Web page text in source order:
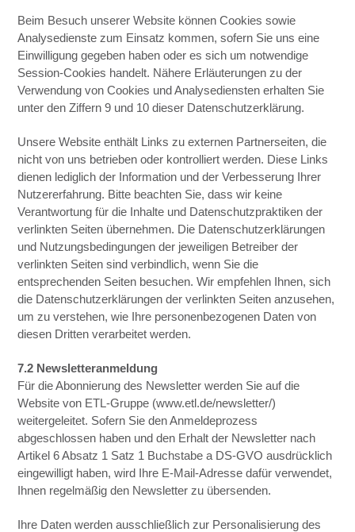
Beim Besuch unserer Website können Cookies sowie
Analysedienste zum Einsatz kommen, sofern Sie uns eine
Einwilligung gegeben haben oder es sich um notwendige
Session-Cookies handelt. Nähere Erläuterungen zu der
Verwendung von Cookies und Analysediensten erhalten Sie
unter den Ziffern 9 und 10 dieser Datenschutzerklärung.
Unsere Website enthält Links zu externen Partnerseiten, die
nicht von uns betrieben oder kontrolliert werden. Diese Links
dienen lediglich der Information und der Verbesserung Ihrer
Nutzererfahrung. Bitte beachten Sie, dass wir keine
Verantwortung für die Inhalte und Datenschutzpraktiken der
verlinkten Seiten übernehmen. Die Datenschutzerklärungen
und Nutzungsbedingungen der jeweiligen Betreiber der
verlinkten Seiten sind verbindlich, wenn Sie die
entsprechenden Seiten besuchen. Wir empfehlen Ihnen, sich
die Datenschutzerklärungen der verlinkten Seiten anzusehen,
um zu verstehen, wie Ihre personenbezogenen Daten von
diesen Dritten verarbeitet werden.
7.2 Newsletteranmeldung
Für die Abonnierung des Newsletter werden Sie auf die
Website von ETL-Gruppe (www.etl.de/newsletter/)
weitergeleitet. Sofern Sie den Anmeldeprozess
abgeschlossen haben und den Erhalt der Newsletter nach
Artikel 6 Absatz 1 Satz 1 Buchstabe a DS-GVO ausdrücklich
eingewilligt haben, wird Ihre E-Mail-Adresse dafür verwendet,
Ihnen regelmäßig den Newsletter zu übersenden.
Ihre Daten werden ausschließlich zur Personalisierung des